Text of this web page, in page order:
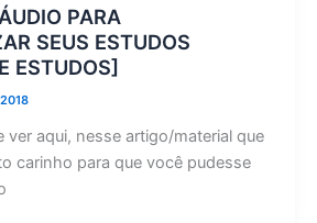
PARA
SEUS ESTUDOS
ESTUDOS]
ver aqui, nesse artigo/material que
carinho para que você pudesse